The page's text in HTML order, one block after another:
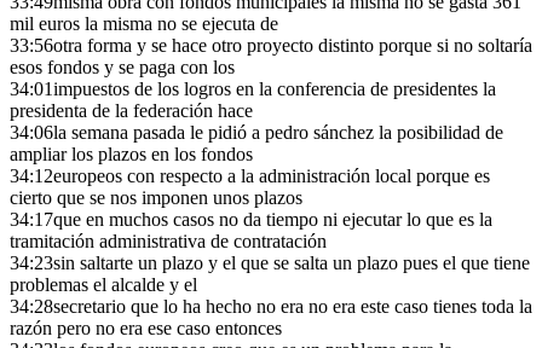
mil euros la misma no se ejecuta de
33:56otra forma y se hace otro proyecto distinto porque si no soltaría
esos fondos y se paga con los
34:01impuestos de los logros en la conferencia de presidentes la
presidenta de la federación hace
34:06la semana pasada le pidió a pedro sánchez la posibilidad de
ampliar los plazos en los fondos
34:12europeos con respecto a la administración local porque es
cierto que se nos imponen unos plazos
34:17que en muchos casos no da tiempo ni ejecutar lo que es la
tramitación administrativa de contratación
34:23sin saltarte un plazo y el que se salta un plazo pues el que tiene
problemas el alcalde y el
34:28secretario que lo ha hecho no era no era este caso tienes toda la
razón pero no era ese caso entonces